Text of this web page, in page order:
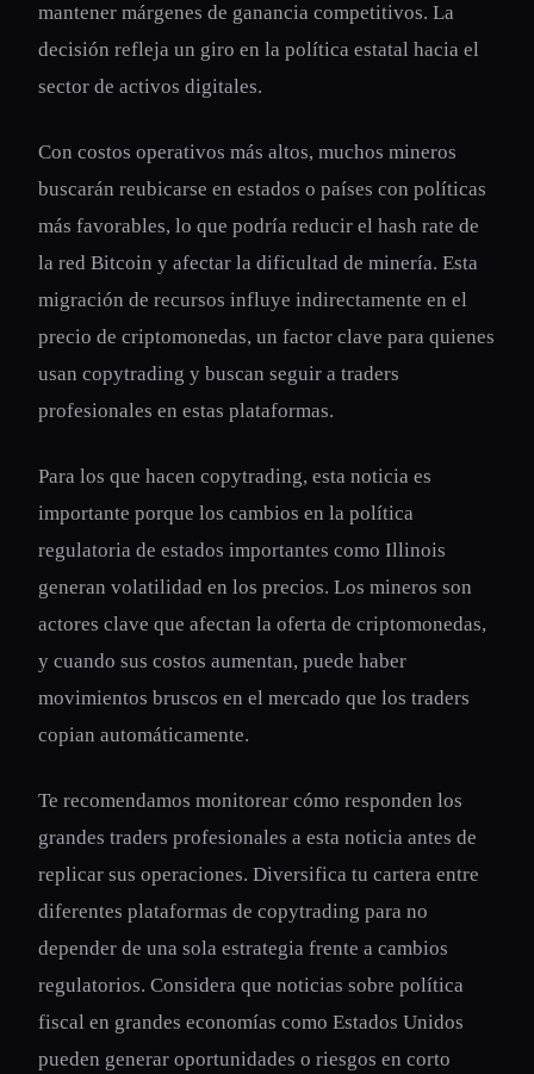
mantener márgenes de ganancia competitivos. La
decisión refleja un giro en la política estatal hacia el
sector de activos digitales.
Con costos operativos más altos, muchos mineros
buscarán reubicarse en estados o países con políticas
más favorables, lo que podría reducir el hash rate de
la red Bitcoin y afectar la dificultad de minería. Esta
migración de recursos influye indirectamente en el
precio de criptomonedas, un factor clave para quienes
usan copytrading y buscan seguir a traders
profesionales en estas plataformas.
Para los que hacen copytrading, esta noticia es
importante porque los cambios en la política
regulatoria de estados importantes como Illinois
generan volatilidad en los precios. Los mineros son
actores clave que afectan la oferta de criptomonedas,
y cuando sus costos aumentan, puede haber
movimientos bruscos en el mercado que los traders
copian automáticamente.
Te recomendamos monitorear cómo responden los
grandes traders profesionales a esta noticia antes de
replicar sus operaciones. Diversifica tu cartera entre
diferentes plataformas de copytrading para no
depender de una sola estrategia frente a cambios
regulatorios. Considera que noticias sobre política
fiscal en grandes economías como Estados Unidos
pueden generar oportunidades o riesgos en corto